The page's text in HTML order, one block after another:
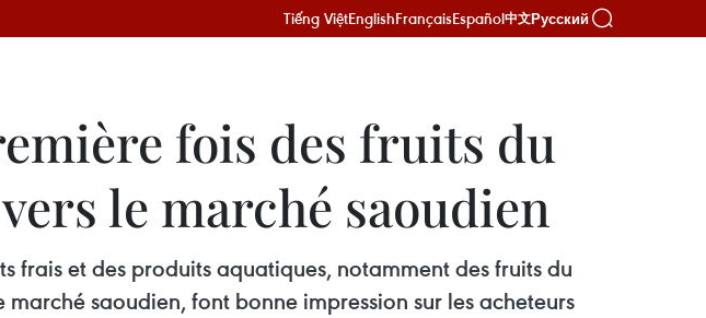
Tiếng ViệtEnglishFrançaisEspañol中文Русский
fois des fruits du
le marché saoudien
frais et des produits aquatiques, notamment des fruits du
saoudien, font bonne impression sur les acheteurs